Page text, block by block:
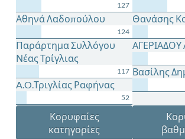
127
Αθηνά Λαδοπούλου
124
Παράρτημα Συλλόγου
Νέας Τρίγλιας
117
A.O.Τριγλίας Ραφήνας
52
Θανάσης
Βασίλης
Κορυφαίες
κατηγορίες